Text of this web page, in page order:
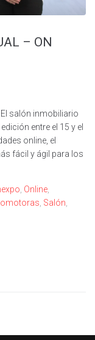
– ON
El salón inmobiliario
entre el 15 y el
online, el
fácil y ágil para los
Online
Salón